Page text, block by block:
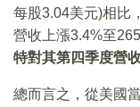
每股3.04美元)相比
營收上漲3.4%至
特對其第四季度營
總而言之，從美國